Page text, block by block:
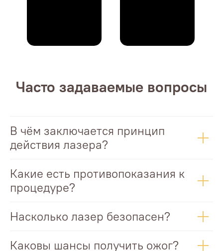
Часто задаваемые вопросы
В чём заключается принцип
действия лазера?
Какие есть противопоказания к
процедуре?
Насколько лазер безопасен?
Каковы шансы получить ожог?